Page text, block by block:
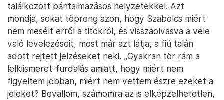
találkozott bántalmazásos helyzetekkel. Azt
mondja, sokat töpreng azon, hogy Szabolcs miért
nem mesélt erről a titokról, és visszaolvasva a vele
való levelezéseit, most már azt látja, a fiú talán
adott rejtett jelzéseket neki. „Gyakran tör rám a
lelkiismeret-furdalás amiatt, hogy miért nem
figyeltem jobban, miért nem vettem észre ezeket a
jeleket? Bevallom, számomra az is elképzelhetetlen,